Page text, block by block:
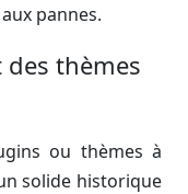
pannes.
thèmes
ou thèmes à
solide historique